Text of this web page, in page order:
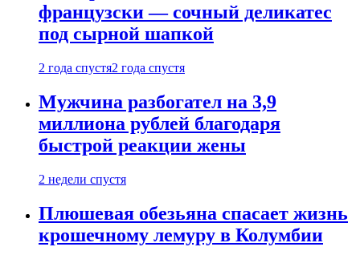
французски — сочный деликатес
под сырной шапкой
2 года спустя2 года спустя
Мужчина разбогател на 3,9
миллиона рублей благодаря
быстрой реакции жены
2 недели спустя
Плюшевая обезьяна спасает жизнь
крошечному лемуру в Колумбии